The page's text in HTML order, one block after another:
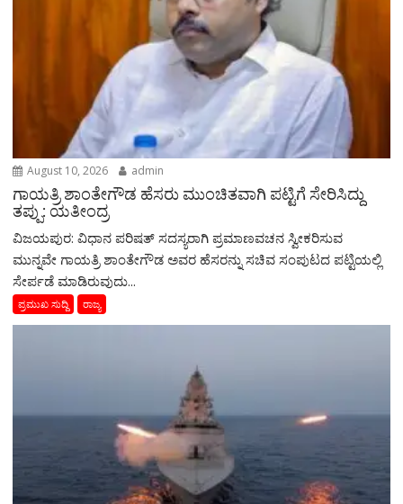
August 10, 2026 admin
ಗಾಯತ್ರಿ ಶಾಂತೇಗೌಡ ಹೆಸರು ಮುಂಚಿತವಾಗಿ ಪಟ್ಟಿಗೆ ಸೇರಿಸಿದ್ದು
ತಪ್ಪು: ಯತೀಂದ್ರ
ವಿಜಯಪುರ: ವಿಧಾನ ಪರಿಷತ್‌ ಸದಸ್ಯರಾಗಿ ಪ್ರಮಾಣವಚನ ಸ್ವೀಕರಿಸುವ
ಮುನ್ನವೇ ಗಾಯತ್ರಿ ಶಾಂತೇಗೌಡ ಅವರ ಹೆಸರನ್ನು ಸಚಿವ ಸಂಪುಟದ ಪಟ್ಟಿಯಲ್ಲಿ
ಸೇರ್ಪಡೆ ಮಾಡಿರುವುದು...
ಪ್ರಮುಖ ಸುದ್ದಿ ರಾಜ್ಯ